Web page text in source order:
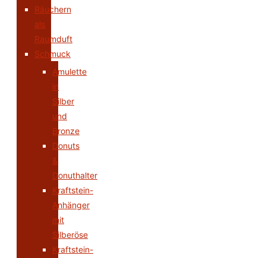
Räuchern
als
Raumduft
Schmuck
Amulette
in
Silber
und
Bronze
Donuts
&
Donuthalter
Kraftstein-
Anhänger
mit
Silberöse
Kraftstein-